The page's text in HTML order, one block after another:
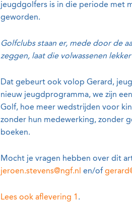
jeugdgolfers is in die periode met
geworden.
Golfclubs staan er, mede door de
zeggen, laat die volwassenen
Dat gebeurt ook volop Gerard,
nieuw jeugdprogramma, we zijn
Golf, hoe meer wedstrijden voor
zonder hun medewerking, zonder
boeken.
Mocht je vragen hebben over dit
jeroen.stevens@ngf.nl en/of
Lees ook aflevering 1 .